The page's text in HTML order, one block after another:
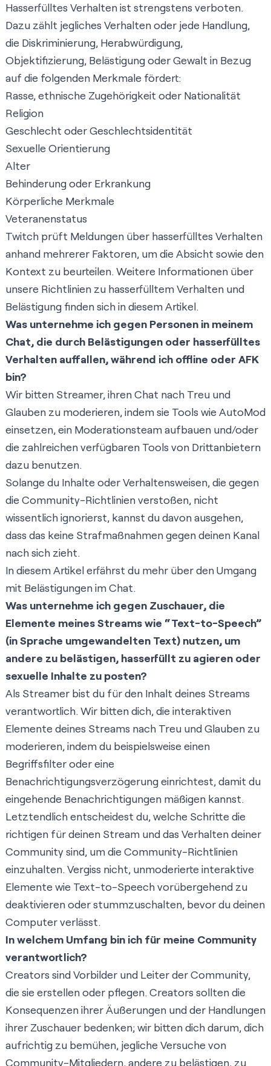
Hasserfülltes Verhalten ist strengstens verboten.
Dazu zählt jegliches Verhalten oder jede Handlung,
die Diskriminierung, Herabwürdigung,
Objektifizierung, Belästigung oder Gewalt in Bezug
auf die folgenden Merkmale fördert:
Rasse, ethnische Zugehörigkeit oder Nationalität
Religion
Geschlecht oder Geschlechtsidentität
Sexuelle Orientierung
Alter
Behinderung oder Erkrankung
Körperliche Merkmale
Veteranenstatus
Twitch prüft Meldungen über hasserfülltes Verhalten
anhand mehrerer Faktoren, um die Absicht sowie den
Kontext zu beurteilen. Weitere Informationen über
unsere Richtlinien zu hasserfülltem Verhalten und
Belästigung finden sich indiesem Artikel.
Was unternehme ich gegen Personen in meinem
Chat, die durch Belästigungen oder hasserfülltes
Verhalten auffallen, während ich offline oder AFK
bin?
Wir bitten Streamer, ihren Chat nach Treu und
Glauben zu moderieren, indem sie Tools wie AutoMod
einsetzen, ein Moderationsteam aufbauen und/oder
die zahlreichen verfügbaren Tools von Drittanbietern
dazu benutzen.
Solange du Inhalte oder Verhaltensweisen, die gegen
die Community-Richtlinien verstoßen, nicht
wissentlich ignorierst, kannst du davon ausgehen,
dass das keine Strafmaßnahmen gegen deinen Kanal
nach sich zieht.
In diesem Artikel erfährst du mehr über denUmgang
mit Belästigungen im Chat.
Was unternehme ich gegen Zuschauer, die
Elemente meines Streams wie “Text-to-Speech”
(in Sprache umgewandelten Text) nutzen, um
andere zu belästigen, hasserfüllt zu agieren oder
sexuelle Inhalte zu posten?
Als Streamer bist du für den Inhalt deines Streams
verantwortlich. Wir bitten dich, die interaktiven
Elemente deines Streams nach Treu und Glauben zu
moderieren, indem du beispielsweise einen
Begriffsfilter oder eine
Benachrichtigungsverzögerung einrichtest, damit du
eingehende Benachrichtigungen mäßigen kannst.
Letztendlich entscheidest du, welche Schritte die
richtigen für deinen Stream und das Verhalten deiner
Community sind, um die Community-Richtlinien
einzuhalten. Vergiss nicht, unmoderierte interaktive
Elemente wie Text-to-Speech vorübergehend zu
deaktivieren oder stummzuschalten, bevor du deinen
Computer verlässt.
In welchem Umfang bin ich für meine Community
verantwortlich?
Creators sind Vorbilder und Leiter der Community,
die sie erstellen oder pflegen. Creators sollten die
Konsequenzen ihrer Äußerungen und der Handlungen
ihrer Zuschauer bedenken; wir bitten dich darum, dich
aufrichtig zu bemühen, jegliche Versuche von
Community-Mitgliedern, andere zu belästigen, zu